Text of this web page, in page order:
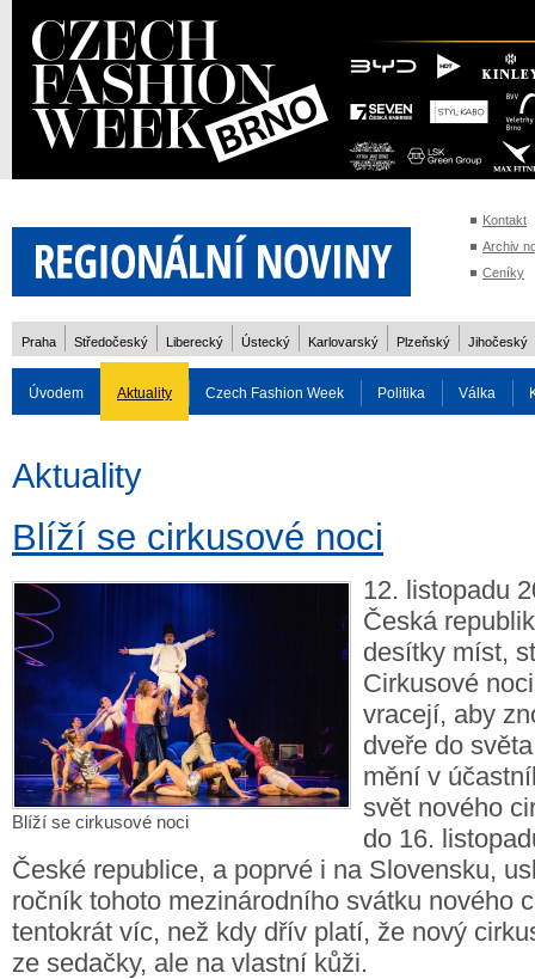
Kontakt
Archiv
Ceníky
Praha Středočeský Liberecký Ústecký Karlovarský Plzeňský Jihočeský
Úvodem Aktuality Czech Fashion Week Politika Válka
Rozhovory
Aktuality
Blíží se cirkusové noci
Blíží se cirkusové noci
12. listopadu
Česká
desítky míst,
Cirkusové
vracejí, aby
dveře do
mění v
svět nového
do 16.
České republice, a poprvé i na Slovensku,
ročník tohoto mezinárodního svátku nového
tentokrát víc, než kdy dřív platí, že nový
ze sedačky, ale na vlastní kůži.